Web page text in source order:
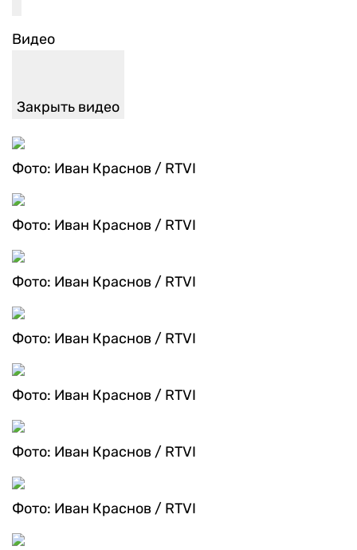
Видео
Закрыть видео
Фото: Иван Краснов / RTVI
Фото: Иван Краснов / RTVI
Фото: Иван Краснов / RTVI
Фото: Иван Краснов / RTVI
Фото: Иван Краснов / RTVI
Фото: Иван Краснов / RTVI
Фото: Иван Краснов / RTVI